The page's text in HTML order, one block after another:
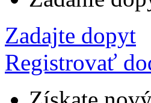
Zadanie
Zadajte dopyt
Registrovať